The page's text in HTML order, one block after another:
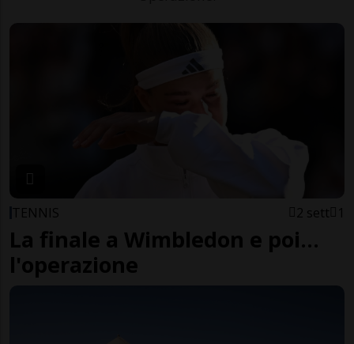
TENNIS 2 sett 1
La finale a Wimbledon e poi...
l'operazione